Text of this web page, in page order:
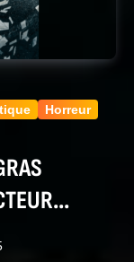
Horreur